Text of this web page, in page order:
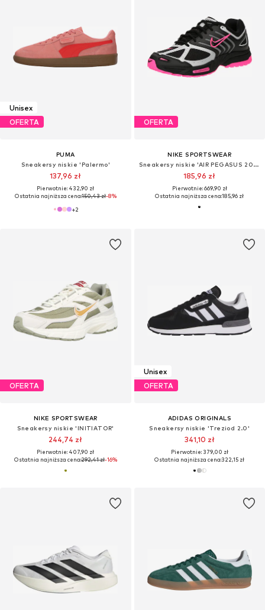
Unisex
OFERTA
PUMA
Sneakersy niskie 'Palermo'
137,96 zł
Pierwotnie: 432,90 zł
Ostatnia najniższa cena:150,43 zł-8%
+2
OFERTA
NIKE SPORTSWEAR
Sneakersy niskie 'AIR PEGASUS 2005'
185,96 zł
Pierwotnie: 669,90 zł
Ostatnia najniższa cena:185,96 zł
OFERTA
NIKE SPORTSWEAR
Sneakersy niskie 'INITIATOR'
244,74 zł
Pierwotnie: 407,90 zł
Ostatnia najniższa cena:292,41 zł-16%
Unisex
OFERTA
ADIDAS ORIGINALS
Sneakersy niskie 'Treziod 2.0'
341,10 zł
Pierwotnie: 379,00 zł
Ostatnia najniższa cena:322,15 zł